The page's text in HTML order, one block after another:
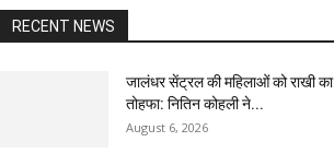
RECENT NEWS
जालंधर सेंट्रल की महिलाओं को राखी का
तोहफा: नितिन कोहली ने...
August 6, 2026